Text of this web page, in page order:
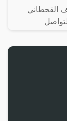
القحطاني